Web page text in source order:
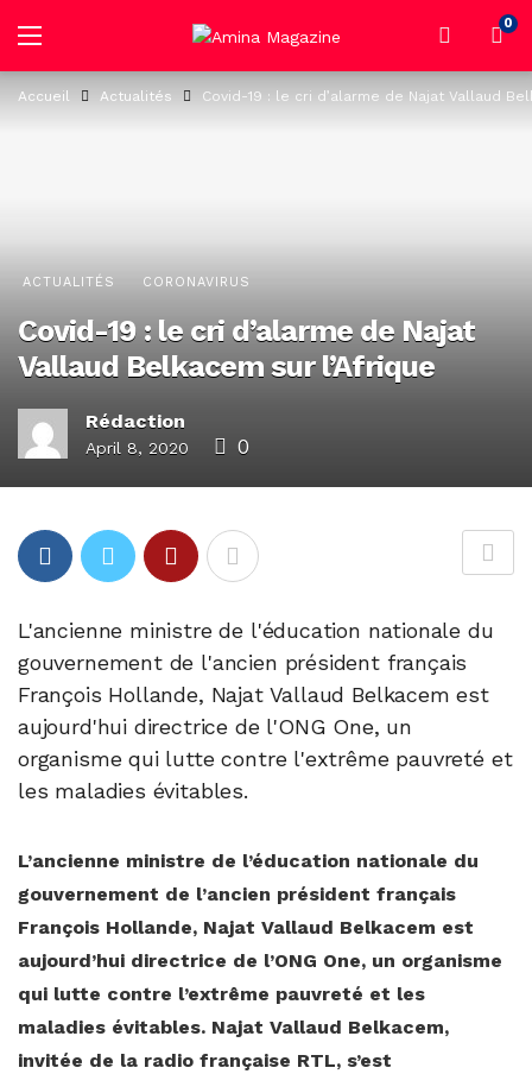
0
Accueil Actualités Covid-19 : le cri d’alarme de Najat Vallaud
ACTUALITÉS CORONAVIRUS
Covid-19 : le cri d’alarme de Najat
Vallaud Belkacem sur l’Afrique
Rédaction
April 8, 2020 0
L'ancienne ministre de l'éducation nationale du
gouvernement de l'ancien président français
François Hollande, Najat Vallaud Belkacem est
aujourd'hui directrice de l'ONG One, un
organisme qui lutte contre l'extrême pauvreté et
les maladies évitables.
L’ancienne ministre de l’éducation nationale du
gouvernement de l’ancien président français
François Hollande, Najat Vallaud Belkacem est
aujourd’hui directrice de l’ONG One, un organisme
qui lutte contre l’extrême pauvreté et les
maladies évitables. Najat Vallaud Belkacem,
invitée de la radio française RTL, s’est